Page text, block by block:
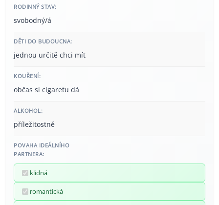
RODINNÝ STAV:
svobodný/á
DĚTI DO BUDOUCNA:
jednou určitě chci mít
KOUŘENÍ:
občas si cigaretu dá
ALKOHOL:
příležitostně
POVAHA IDEÁLNÍHO
PARTNERA:
klidná
romantická